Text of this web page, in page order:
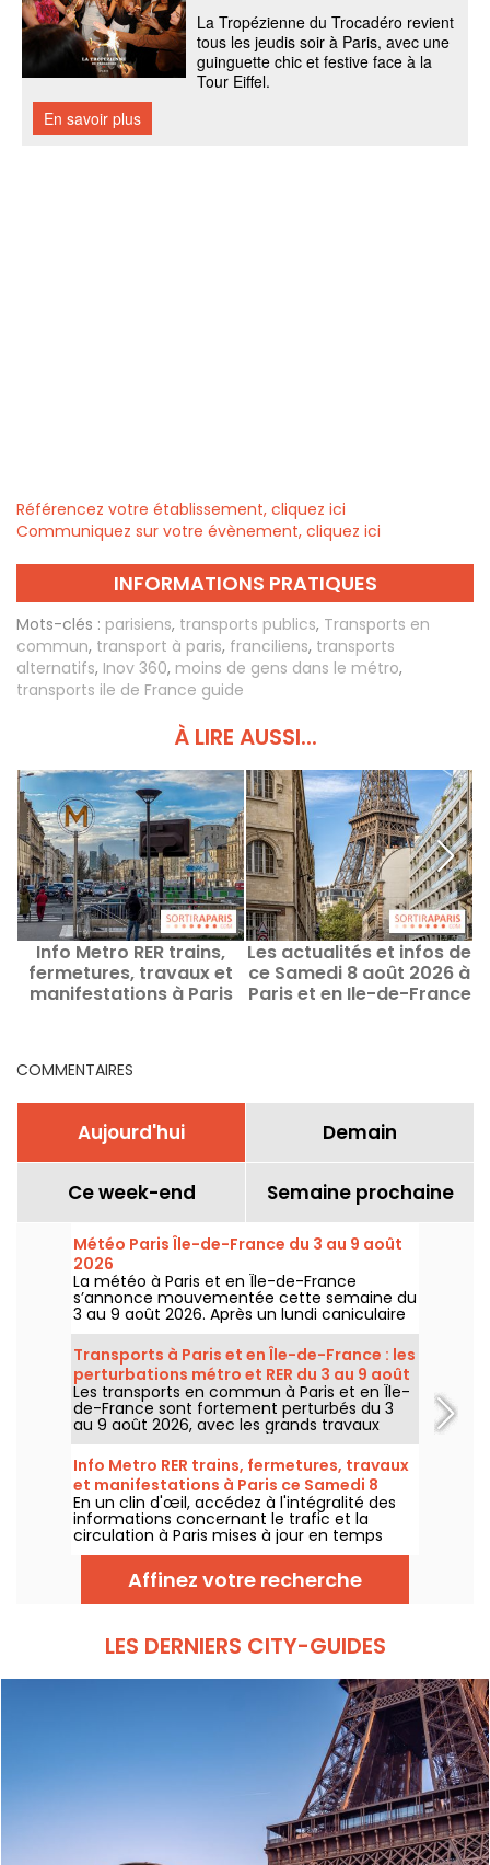
Référencez votre établissement, cliquez ici
Communiquez sur votre évènement, cliquez ici
INFORMATIONS PRATIQUES
Mots-clés : parisiens, transports publics, Transports en
commun, transport à paris, franciliens, transports
alternatifs, Inov 360, moins de gens dans le métro,
transports ile de France guide
À LIRE AUSSI...
Info Metro RER trains,
fermetures, travaux et
manifestations à Paris
Les actualités et infos de
ce Samedi 8 août 2026 à
Paris et en Ile-de-France
COMMENTAIRES
Aujourd'hui Demain
Ce week-end Semaine prochaine
Météo Paris Île-de-France du 3 au 9 août
2026
La météo à Paris et en Île-de-France
s’annonce mouvementée cette semaine du
3 au 9 août 2026. Après un lundi caniculaire
marqué par un risque d’orages, les
températures vont progressivement baisser
avant le retour d’un temps plus chaud et
ensoleillé pour le week-end.
Transports à Paris et en Île-de-France : les
perturbations métro et RER du 3 au 9 août
2026
Les transports en commun à Paris et en Île-
de-France sont fortement perturbés du 3
au 9 août 2026, avec les grands travaux
d'été qui impactent très durement
certaines lignes, selon la RATP et SNCF.
Info Metro RER trains, fermetures, travaux
et manifestations à Paris ce Samedi 8
août 2026
En un clin d'œil, accédez à l'intégralité des
informations concernant le trafic et la
circulation à Paris mises à jour en temps
réel. Metro RER et Transilien de la RATP,
travaux, circulation, grands évènements et
manifestations, on vous donne toutes les
informations pratiques à connaître avant de
Affinez votre recherche
LES DERNIERS CITY-GUIDES